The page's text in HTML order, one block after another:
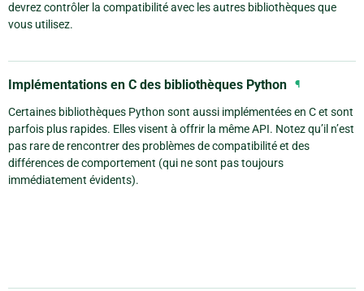
devrez contrôler la compatibilité avec les autres bibliothèques que
vous utilisez.
Implémentations en C des bibliothèques Python ¶
Certaines bibliothèques Python sont aussi implémentées en C et sont
parfois plus rapides. Elles visent à offrir la même API. Notez qu’il n’est
pas rare de rencontrer des problèmes de compatibilité et des
différences de comportement (qui ne sont pas toujours
immédiatement évidents).